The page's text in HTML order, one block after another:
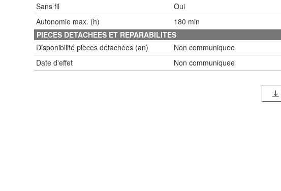
Sans fil
Oui
Autonomie max. (h)
180 min
PIECES DETACHEES ET REPARABILITES
Disponibilité pièces détachées (an)
Non communiquee
Date d'effet
Non communiquee